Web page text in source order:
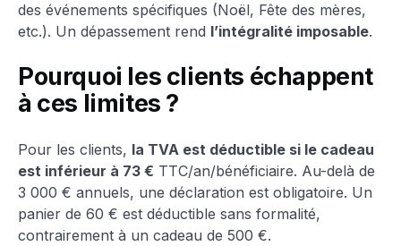
des événements spécifiques (Noël, Fête des mères,
etc.). Un dépassement rend l’intégralité imposable.
Pourquoi les clients échappent
à ces limites ?
Pour les clients, la TVA est déductible si le cadeau
est inférieur à 73 € TTC/an/bénéficiaire. Au-delà de
3 000 € annuels, une déclaration est obligatoire. Un
panier de 60 € est déductible sans formalité,
contrairement à un cadeau de 500 €.